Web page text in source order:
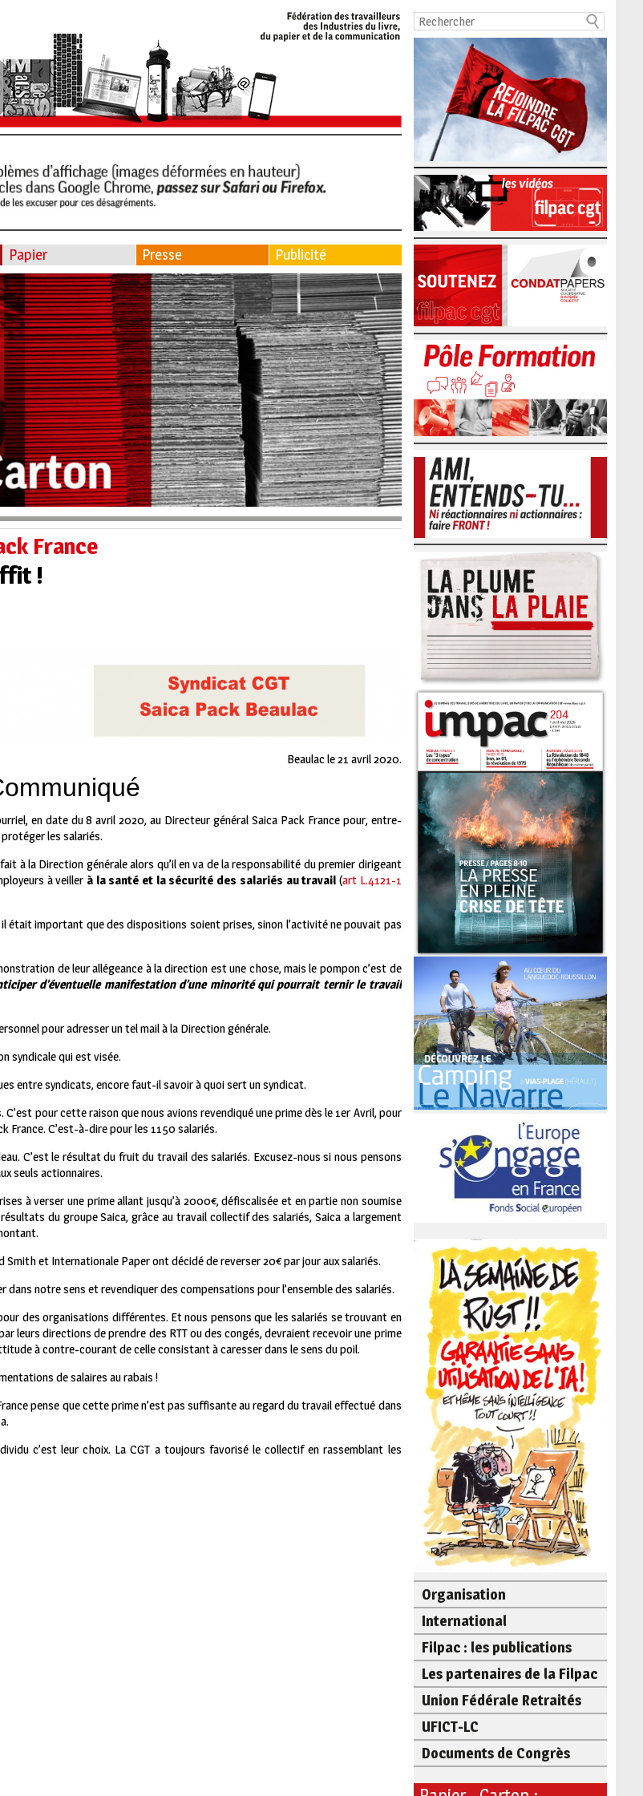
Papier Presse Publicité
France
!
Beaulac le 21 avril 2020.
en date du 8 avril 2020, au Directeur général Saica Pack France pour, entre-
les salariés.
à la Direction générale alors qu’il en va de la responsabilité du premier dirigeant
à veiller à la santé et la sécurité des salariés au travail (art L.4121-1
était important que des dispositions soient prises, sinon l’activité ne pouvait pas
de leur allégeance à la direction est une chose, mais le pompon c’est de
d’éventuelle manifestation d’une minorité qui pourrait ternir le travail
pour adresser un tel mail à la Direction générale.
syndicale qui est visée.
entre syndicats, encore faut-il savoir à quoi sert un syndicat.
pour cette raison que nous avions revendiqué une prime dès le 1er Avril, pour
France. C’est-à-dire pour les 1150 salariés.
C’est le résultat du fruit du travail des salariés. Excusez-nous si nous pensons
seuls actionnaires.
à verser une prime allant jusqu’à 2000€, défiscalisée et en partie non soumise
du groupe Saica, grâce au travail collectif des salariés, Saica a largement
et Internationale Paper ont décidé de reverser 20€ par jour aux salariés.
dans notre sens et revendiquer des compensations pour l’ensemble des salariés.
des organisations différentes. Et nous pensons que les salariés se trouvant en
leurs directions de prendre des RTT ou des congés, devraient recevoir une prime
à contre-courant de celle consistant à caresser dans le sens du poil.
de salaires au rabais !
pense que cette prime n’est pas suffisante au regard du travail effectué dans
c’est leur choix. La CGT a toujours favorisé le collectif en rassemblant les
Organisation
International
Filpac : les publications
Les partenaires de la Filpac
Union Fédérale Retraités
UFICT-LC
Documents de Congrès